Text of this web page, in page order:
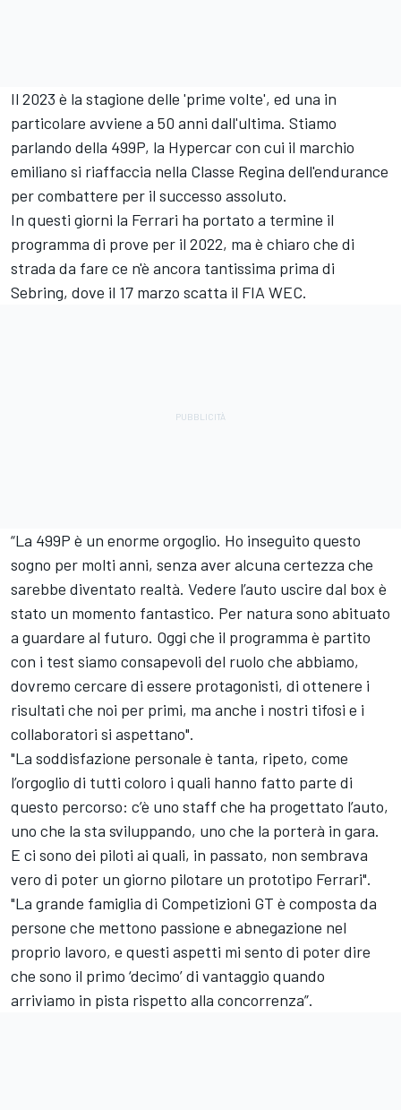
Il 2023 è la stagione delle 'prime volte', ed una in
particolare avviene a 50 anni dall'ultima. Stiamo
parlando della 499P, la Hypercar con cui il marchio
emiliano si riaffaccia nella Classe Regina dell'endurance
per combattere per il successo assoluto.
In questi giorni la Ferrari ha portato a termine il
programma di prove per il 2022, ma è chiaro che di
strada da fare ce n'è ancora tantissima prima di
Sebring, dove il 17 marzo scatta il FIA WEC.
“La 499P è un enorme orgoglio. Ho inseguito questo
sogno per molti anni, senza aver alcuna certezza che
sarebbe diventato realtà. Vedere l’auto uscire dal box è
stato un momento fantastico. Per natura sono abituato
a guardare al futuro. Oggi che il programma è partito
con i test siamo consapevoli del ruolo che abbiamo,
dovremo cercare di essere protagonisti, di ottenere i
risultati che noi per primi, ma anche i nostri tifosi e i
collaboratori si aspettano".
"La soddisfazione personale è tanta, ripeto, come
l’orgoglio di tutti coloro i quali hanno fatto parte di
questo percorso: c’è uno staff che ha progettato l’auto,
uno che la sta sviluppando, uno che la porterà in gara.
E ci sono dei piloti ai quali, in passato, non sembrava
vero di poter un giorno pilotare un prototipo Ferrari".
"La grande famiglia di Competizioni GT è composta da
persone che mettono passione e abnegazione nel
proprio lavoro, e questi aspetti mi sento di poter dire
che sono il primo ‘decimo’ di vantaggio quando
arriviamo in pista rispetto alla concorrenza”.